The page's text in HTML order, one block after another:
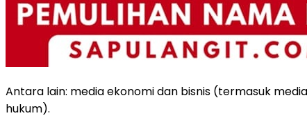
Antara lain: media ekonomi dan bisnis (termasuk
hukum).